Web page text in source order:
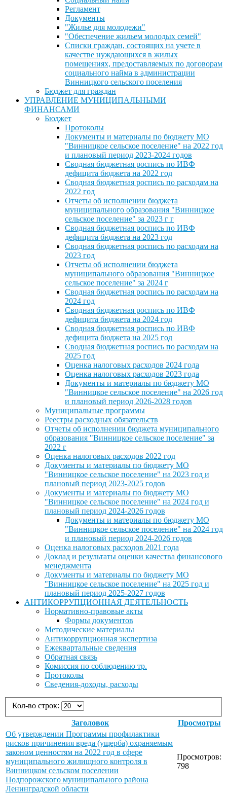
Регламент
Документы
"Жилье для молодежи"
"Обеспечение жильем молодых семей"
Списки граждан, состоящих на учете в
качестве нуждающихся в жилых
помещениях, предоставляемых по договорам
социального найма в администрации
Винницкого сельского поселения
Бюджет для граждан
УПРАВЛЕНИЕ МУНИЦИПАЛЬНЫМИ
ФИНАНСАМИ
Бюджет
Протоколы
Документы и материалы по бюджету МО
"Винницкое сельское поселение" на 2022 год
и плановый период 2023-2024 годов
Сводная бюджетная роспись по ИВФ
дефицита бюджета на 2022 год
Сводная бюджетная роспись по расходам на
2022 год
Отчеты об исполнении бюджета
муниципального образования "Винницкое
сельское поселение" за 2023 г г
Сводная бюджетная роспись по ИВФ
дефицита бюджета на 2023 год
Сводная бюджетная роспись по расходам на
2023 год
Отчеты об исполнении бюджета
муниципального образования "Винницкое
сельское поселение" за 2024 г
Сводная бюджетная роспись по расходам на
2024 год
Сводная бюджетная роспись по ИВФ
дефицита бюджета на 2024 год
Сводная бюджетная роспись по ИВФ
дефицита бюджета на 2025 год
Сводная бюджетная роспись по расходам на
2025 год
Оценка налоговых расходов 2024 года
Оценка налоговых расходов 2023 года
Документы и материалы по бюджету МО
"Винницкое сельское поселение" на 2026 год
и плановый период 2026-2028 годов
Муниципальные программы
Реестры расходных обязательств
Отчеты об исполнении бюджета муниципального
образования "Винницкое сельское поселение" за
2022 г
Оценка налоговых расходов 2022 год
Документы и материалы по бюджету МО
"Винницкое сельское поселение" на 2023 год и
плановый период 2023-2025 годов
Документы и материалы по бюджету МО
"Винницкое сельское поселение" на 2024 год и
плановый период 2024-2026 годов
Документы и материалы по бюджету МО
"Винницкое сельское поселение" на 2024 год
и плановый период 2024-2026 годов
Оценка налоговых расходов 2021 года
Доклад и результаты оценки качества финансового
менеджмента
Документы и материалы по бюджету МО
"Винницкое сельское поселение" на 2025 год и
плановый период 2025-2027 годов
АНТИКОРРУПЦИОННАЯ ДЕЯТЕЛЬНОСТЬ
Нормативно-правовые акты
Формы документов
Методические материалы
Антикоррупционная экспертиза
Ежеквартальные сведения
Обратная связь
Комиссия по соблюдению тр.
Протоколы
Сведения-доходы, расходы
Кол-во строк:
Заголовок
Просмотры
Об утверждении Программы профилактики
рисков причинения вреда (ущерба) охраняемым
законом ценностям на 2022 год в сфере
муниципального жилищного контроля в
Винницком сельском поселении
Подпорожского муниципального района
Ленинградской области
Просмотров:
798